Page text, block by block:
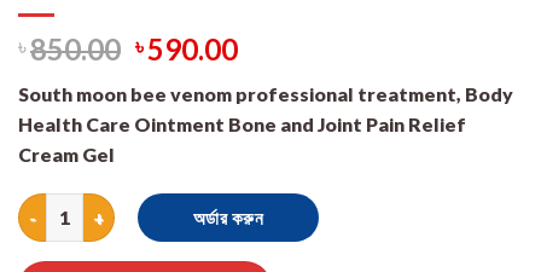
৳850.00 ৳590.00
South moon bee venom professional treatment, Body
Health Care Ointment Bone and Joint Pain Relief
Cream Gel
South Moon Propolis Professional Treatment Gel quantity
অর্ডার করুন